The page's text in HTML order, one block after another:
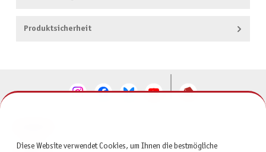
Produktsicherheit
Diese Website verwendet Cookies, um Ihnen die bestmögliche